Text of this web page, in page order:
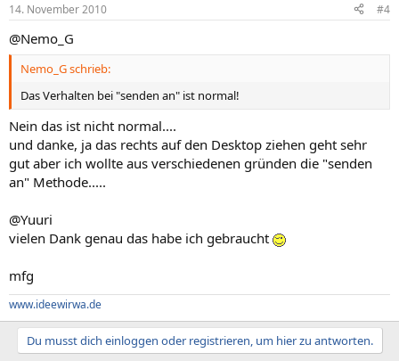
14. November 2010 #4
@Nemo_G
Nemo_G schrieb:
Das Verhalten bei "senden an" ist normal!
Nein das ist nicht normal....
und danke, ja das rechts auf den Desktop ziehen geht sehr
gut aber ich wollte aus verschiedenen gründen die "senden
an" Methode.....
@Yuuri
vielen Dank genau das habe ich gebraucht
mfg
www.ideewirwa.de
Du musst dich einloggen oder registrieren, um hier zu antworten.